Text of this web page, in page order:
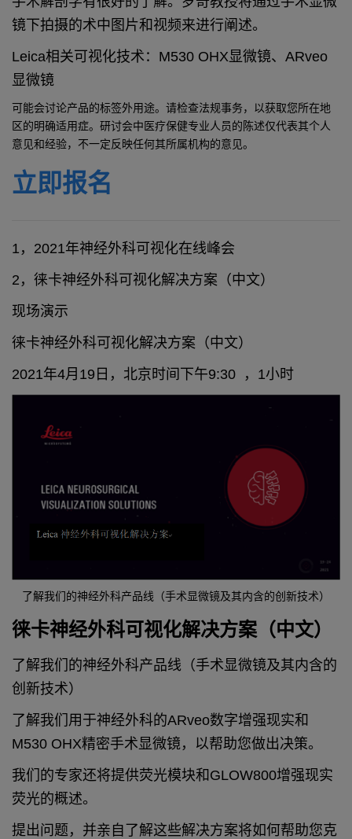
镜下拍摄的术中图片和视频来进行阐述。
Leica相关可视化技术：M530 OHX显微镜、ARveo
显微镜
可能会讨论产品的标签外用途。请检查法规事务，以获取您所在地
区的明确适用症。研讨会中医疗保健专业人员的陈述仅代表其个人
意见和经验，不一定反映任何其所属机构的意见。
立即报名
1，2021年神经外科可视化在线峰会
2，徕卡神经外科可视化解决方案（中文）
现场演示
徕卡神经外科可视化解决方案（中文）
2021年4月19日，北京时间下午9:30 ，1小时
了解我们的神经外科产品线（手术显微镜及其内含的创新技术）
徕卡神经外科可视化解决方案（中文）
了解我们的神经外科产品线（手术显微镜及其内含的
创新技术）
了解我们用于神经外科的ARveo数字增强现实和
M530 OHX精密手术显微镜，以帮助您做出决策。
我们的专家还将提供荧光模块和GLOW800增强现实
荧光的概述。
提出问题，并亲自了解这些解决方案将如何帮助您克